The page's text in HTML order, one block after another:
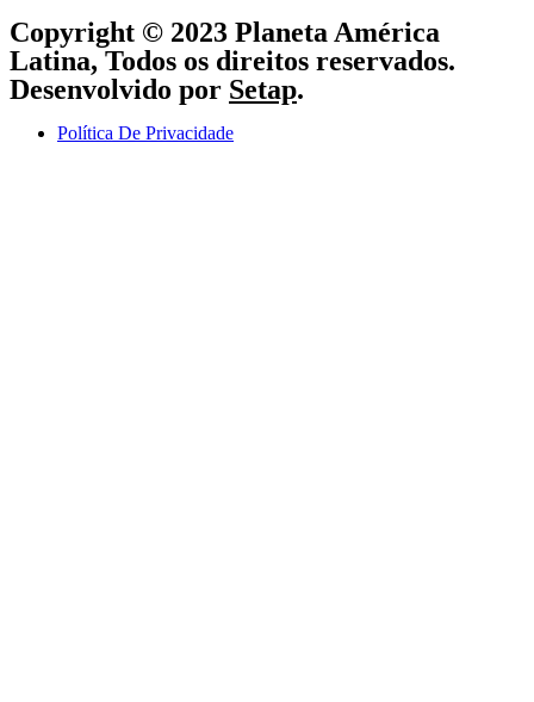
Copyright © 2023 Planeta América
Latina, Todos os direitos reservados.
Desenvolvido por Setap.
Política De Privacidade